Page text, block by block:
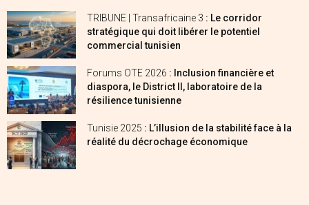
TRIBUNE | Transafricaine 3 : Le corridor
stratégique qui doit libérer le potentiel
commercial tunisien
Forums OTE 2026 : Inclusion financière et
diaspora, le District II, laboratoire de la
résilience tunisienne
Tunisie 2025 : L’illusion de la stabilité face à la
réalité du décrochage économique